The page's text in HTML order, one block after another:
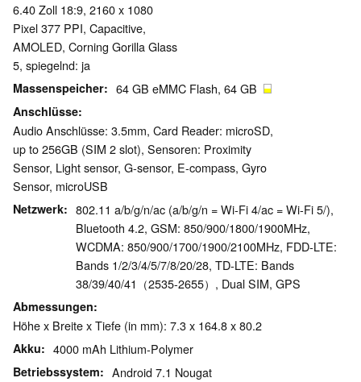
6.40 Zoll 18:9, 2160 x 1080
Pixel 377 PPI, Capacitive,
AMOLED, Corning Gorilla Glass
5, spiegelnd: ja
Massenspeicher 64 GB eMMC Flash, 64 GB
Anschlüsse
Audio Anschlüsse: 3.5mm, Card Reader: microSD,
up to 256GB (SIM 2 slot), Sensoren: Proximity
Sensor, Light sensor, G-sensor, E-compass, Gyro
Sensor, microUSB
Netzwerk
802.11 a/b/g/n/ac (a/b/g/n = Wi-Fi 4/ac = Wi-Fi 5/),
Bluetooth 4.2, GSM: 850/900/1800/1900MHz,
WCDMA: 850/900/1700/1900/2100MHz, FDD-LTE:
Bands 1/2/3/4/5/7/8/20/28, TD-LTE: Bands
38/39/40/41（2535-2655）, Dual SIM, GPS
Abmessungen
Höhe x Breite x Tiefe (in mm): 7.3 x 164.8 x 80.2
Akku 4000 mAh Lithium-Polymer
Betriebssystem Android 7.1 Nougat